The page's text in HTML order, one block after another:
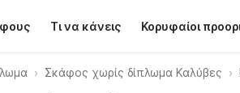
Τι να κάνεις Κορυφαίοι
Σκάφος χωρίς δίπλωμα Καλύβες